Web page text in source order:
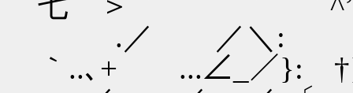
.／ ／
｀..､+ ...∠_／}: